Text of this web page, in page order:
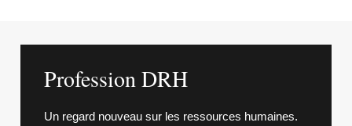
Profession DRH
Un regard nouveau sur les ressources humaines.